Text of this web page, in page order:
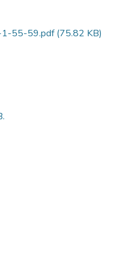
1-55-59.pdf(75.82 KB)